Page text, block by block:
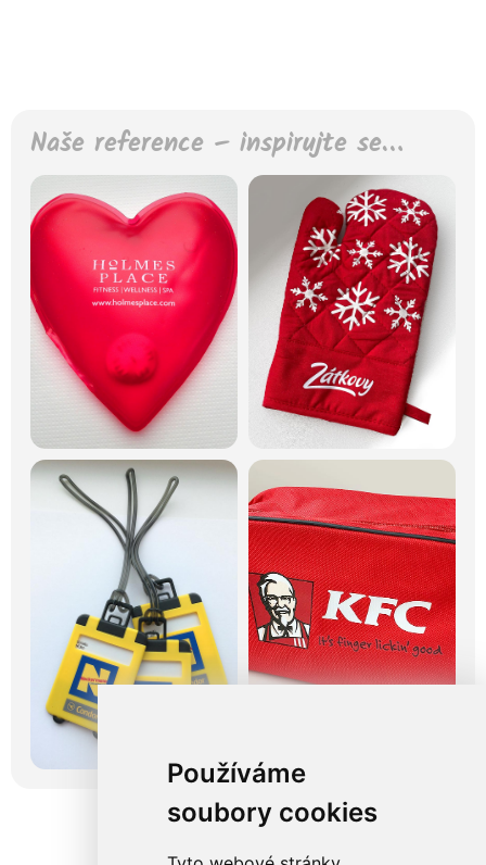
Používáme
soubory cookies
Naše reference – inspirujte se…